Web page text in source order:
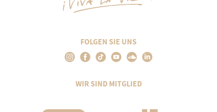
FOLGEN SIE UNS
WIR SIND MITGLIED